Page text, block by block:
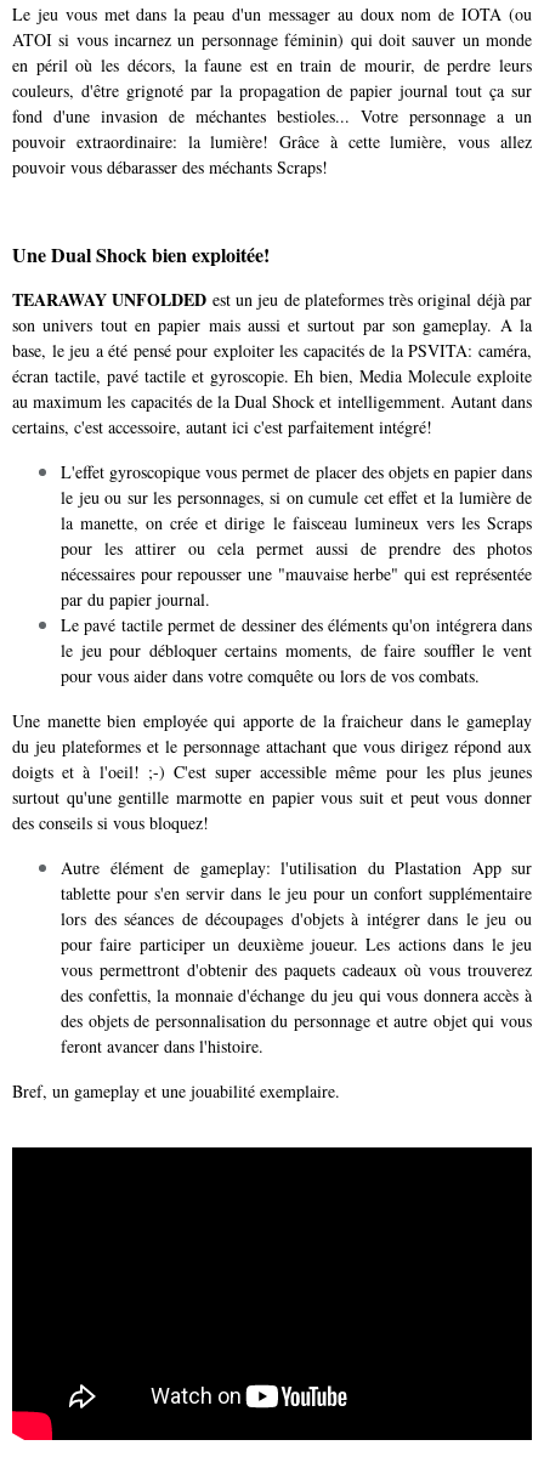
Le jeu vous met dans la peau d'un messager au doux nom de IOTA (ou
ATOI si vous incarnez un personnage féminin) qui doit sauver un monde
en péril où les décors, la faune est en train de mourir, de perdre leurs
couleurs, d'être grignoté par la propagation de papier journal tout ça sur
fond d'une invasion de méchantes bestioles... Votre personnage a un
pouvoir extraordinaire: la lumière! Grâce à cette lumière, vous allez
pouvoir vous débarasser des méchants Scraps!
Une Dual Shock bien exploitée!
TEARAWAY UNFOLDED est un jeu de plateformes très original déjà par
son univers tout en papier mais aussi et surtout par son gameplay. A la
base, le jeu a été pensé pour exploiter les capacités de la PSVITA: caméra,
écran tactile, pavé tactile et gyroscopie. Eh bien, Media Molecule exploite
au maximum les capacités de la Dual Shock et intelligemment. Autant dans
certains, c'est accessoire, autant ici c'est parfaitement intégré!
L'effet gyroscopique vous permet de placer des objets en papier dans
le jeu ou sur les personnages, si on cumule cet effet et la lumière de
la manette, on crée et dirige le faisceau lumineux vers les Scraps
pour les attirer ou cela permet aussi de prendre des photos
nécessaires pour repousser une "mauvaise herbe" qui est représentée
par du papier journal.
Le pavé tactile permet de dessiner des éléments qu'on intégrera dans
le jeu pour débloquer certains moments, de faire souffler le vent
pour vous aider dans votre comquête ou lors de vos combats.
Une manette bien employée qui apporte de la fraicheur dans le gameplay
du jeu plateformes et le personnage attachant que vous dirigez répond aux
doigts et à l'oeil! ;-) C'est super accessible même pour les plus jeunes
surtout qu'une gentille marmotte en papier vous suit et peut vous donner
des conseils si vous bloquez!
Autre élément de gameplay: l'utilisation du Plastation App sur
tablette pour s'en servir dans le jeu pour un confort supplémentaire
lors des séances de découpages d'objets à intégrer dans le jeu ou
pour faire participer un deuxième joueur. Les actions dans le jeu
vous permettront d'obtenir des paquets cadeaux où vous trouverez
des confettis, la monnaie d'échange du jeu qui vous donnera accès à
des objets de personnalisation du personnage et autre objet qui vous
feront avancer dans l'histoire.
Bref, un gameplay et une jouabilité exemplaire.